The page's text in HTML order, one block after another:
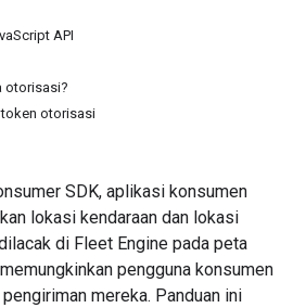
API
otorisasi?
otorisasi
SDK, aplikasi konsumen
lokasi kendaraan dan lokasi
di Fleet Engine pada peta
pengguna konsumen
mereka. Panduan ini